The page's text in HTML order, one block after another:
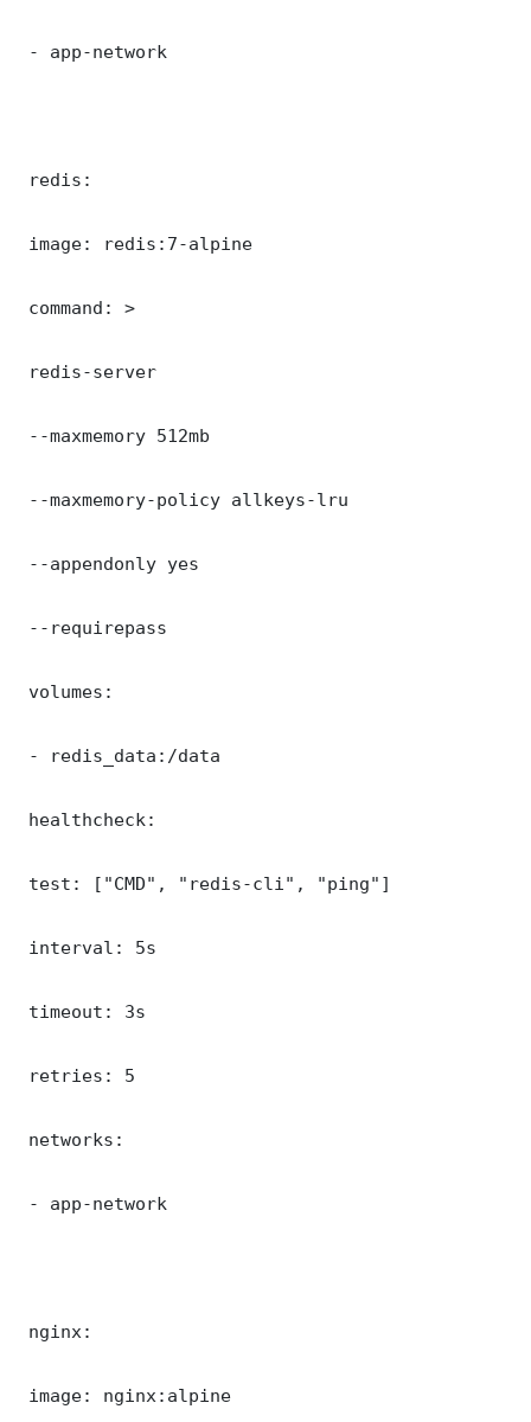
- app-network
redis:
image: redis:7-alpine
command: >
redis-server
--maxmemory 512mb
--maxmemory-policy allkeys-lru
--appendonly yes
--requirepass
volumes:
- redis_data:/data
healthcheck:
test: ["CMD", "redis-cli", "ping"]
interval: 5s
timeout: 3s
retries: 5
networks:
- app-network
nginx:
image: nginx:alpine